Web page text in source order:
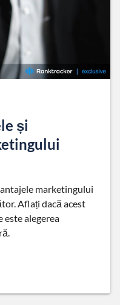
și
marketingului
Aflați dacă acest
este alegerea